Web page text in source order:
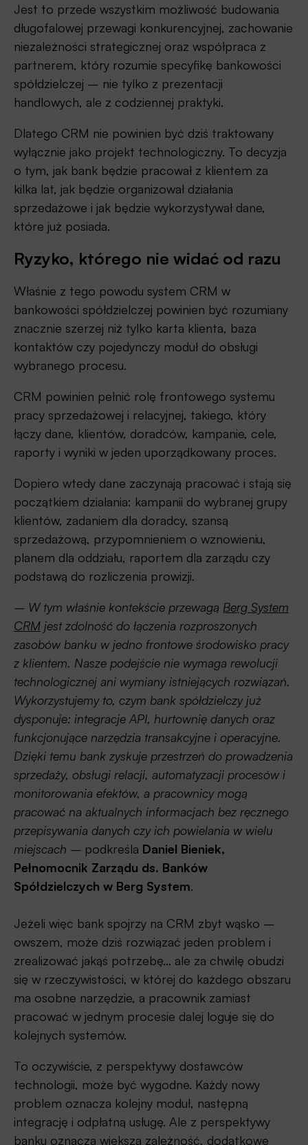
Jest to przede wszystkim możliwość budowania
długofalowej przewagi konkurencyjnej, zachowanie
niezależności strategicznej oraz współpraca z
partnerem, który rozumie specyfikę bankowości
spółdzielczej – nie tylko z prezentacji
handlowych, ale z codziennej praktyki.
Dlatego CRM nie powinien być dziś traktowany
wyłącznie jako projekt technologiczny. To decyzja
o tym, jak bank będzie pracował z klientem za
kilka lat, jak będzie organizował działania
sprzedażowe i jak będzie wykorzystywał dane,
które już posiada.
Ryzyko, którego nie widać od razu
Właśnie z tego powodu system CRM w
bankowości spółdzielczej powinien być rozumiany
znacznie szerzej niż tylko karta klienta, baza
kontaktów czy pojedynczy moduł do obsługi
wybranego procesu.
CRM powinien pełnić rolę frontowego systemu
pracy sprzedażowej i relacyjnej, takiego, który
łączy dane, klientów, doradców, kampanie, cele,
raporty i wyniki w jeden uporządkowany proces.
Dopiero wtedy dane zaczynają pracować i stają się
początkiem działania: kampanii do wybranej grupy
klientów, zadaniem dla doradcy, szansą
sprzedażową, przypomnieniem o wznowieniu,
planem dla oddziału, raportem dla zarządu czy
podstawą do rozliczenia prowizji.
– W tym właśnie kontekście przewagą Berg System
CRM jest zdolność do łączenia rozproszonych
zasobów banku w jedno frontowe środowisko pracy
z klientem. Nasze podejście nie wymaga rewolucji
technologicznej ani wymiany istniejących rozwiązań.
Wykorzystujemy to, czym bank spółdzielczy już
dysponuje: integracje API, hurtownię danych oraz
funkcjonujące narzędzia transakcyjne i operacyjne.
Dzięki temu bank zyskuje przestrzeń do prowadzenia
sprzedaży, obsługi relacji, automatyzacji procesów i
monitorowania efektów, a pracownicy mogą
pracować na aktualnych informacjach bez ręcznego
przepisywania danych czy ich powielania w wielu
miejscach – podkreśla Daniel Bieniek,
Pełnomocnik Zarządu ds. Banków
Spółdzielczych w Berg System.
Jeżeli więc bank spojrzy na CRM zbyt wąsko –
owszem, może dziś rozwiązać jeden problem i
zrealizować jakąś potrzebę… ale za chwilę obudzi
się w rzeczywistości, w której do każdego obszaru
ma osobne narzędzie, a pracownik zamiast
pracować w jednym procesie dalej loguje się do
kolejnych systemów.
To oczywiście, z perspektywy dostawców
technologii, może być wygodne. Każdy nowy
problem oznacza kolejny moduł, następną
integrację i odpłatną usługę. Ale z perspektywy
banku oznacza większą zależność, dodatkowe